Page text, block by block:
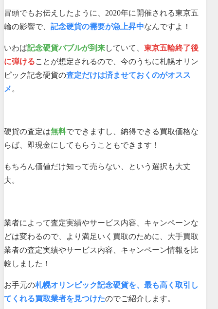
冒頭でもお伝えしたように、2020年に開催される東京五
輪の影響で、 記念硬貨の需要が急上昇中なんですよ！
いわば記念硬貨バブルが到来していて、 東京五輪終了後
に弾けることが想定されるので、今のうちに札幌オリン
ピック記念硬貨の査定だけは済ませておくのがオスス
メ 。
硬貨の査定は無料でできますし、納得できる買取価格な
らば、即現金にしてもらうこともできます！
もちろん価値だけ知って売らない、という選択も大丈
夫。
業者によって査定実績やサービス内容、キャンペーンな
どは変わるので、より満足いく買取のために、大手買取
業者の査定実績やサービス内容、キャンペーン情報を比
較しました！
お手元の札幌オリンピック記念硬貨を、最も高く取引し
てくれる買取業者を見つけたのでご紹介します。